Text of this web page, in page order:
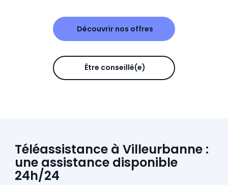
Découvrir nos offres
Être conseillé(e)
Téléassistance à Villeurbanne :
une assistance disponible
24h/24